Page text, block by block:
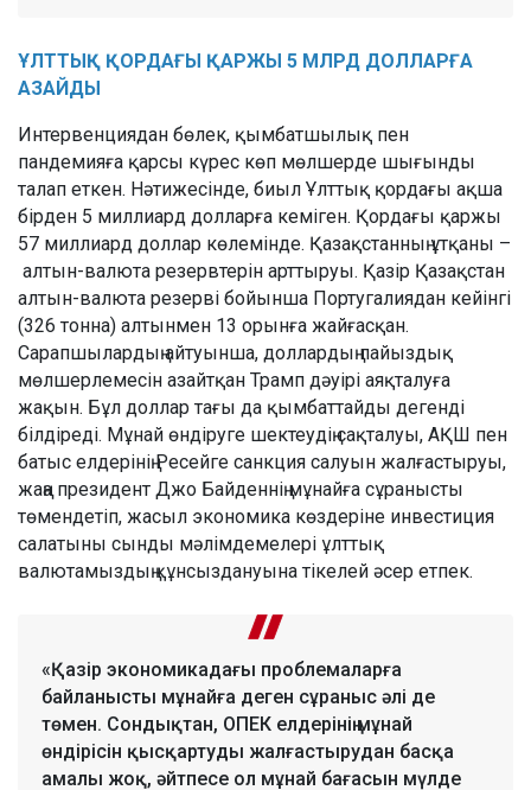
ҰЛТТЫҚ ҚОРДАҒЫ ҚАРЖЫ 5 МЛРД ДОЛЛАРҒА
АЗАЙДЫ
Интервенциядан бөлек, қымбатшылық пен
пандемияға қарсы күрес көп мөлшерде шығынды
талап еткен. Нәтижесінде, биыл Ұлттық қордағы ақша
бірден 5 миллиард долларға кеміген. Қордағы қаржы
57 миллиард доллар көлемінде. Қазақстанның ұтқаны –
алтын-валюта резервтерін арттыруы. Қазір Қазақстан
алтын-валюта резерві бойынша Португалиядан кейінгі
(326 тонна) алтынмен 13 орынға жайғасқан.
Сарапшылардың айтуынша, доллардың пайыздық
мөлшерлемесін азайтқан Трамп дәуірі аяқталуға
жақын. Бұл доллар тағы да қымбаттайды дегенді
білдіреді. Мұнай өндіруге шектеудің сақталуы, АҚШ пен
батыс елдерінің Ресейге санкция салуын жалғастыруы,
жаңа президент Джо Байденнің мұнайға сұранысты
төмендетіп, жасыл экономика көздеріне инвестиция
салатыны сынды мәлімдемелері ұлттық
валютамыздың құнсыздануына тікелей әсер етпек.
«Қазір экономикадағы проблемаларға
байланысты мұнайға деген сұраныс әлі де
төмен. Сондықтан, ОПЕК елдерінің мұнай
өндірісін қысқартуды жалғастырудан басқа
амалы жоқ, әйтпесе ол мұнай бағасын мүлде